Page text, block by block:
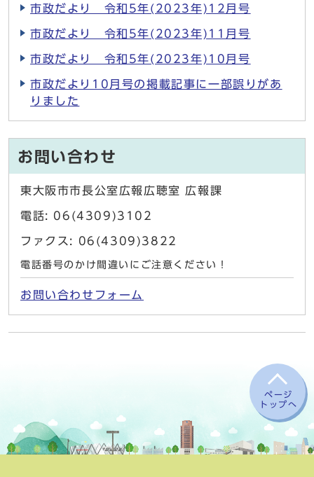
市政だより 令和5年(2023年)12月号
市政だより 令和5年(2023年)11月号
市政だより 令和5年(2023年)10月号
市政だより10月号の掲載記事に一部誤りがあ
りました
お問い合わせ
東大阪市市長公室広報広聴室 広報課
電話: 06(4309)3102
ファクス: 06(4309)3822
電話番号のかけ間違いにご注意ください！
お問い合わせフォーム
ページ
トップへ